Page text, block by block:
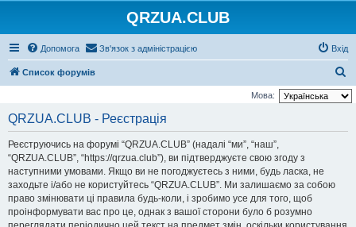
QRZUA.CLUB
Допомога Зв'язок з адміністрацією Вхід
Список форумів
о
Мова:
QRZUA.CLUB - Реєстрація
Реєструючись на форумі “QRZUA.CLUB” (надалі “ми”, “наш”,
“QRZUA.CLUB”, “https://qrzua.club”), ви підтверджуєте свою згоду з
наступними умовами. Якщо ви не погоджуєтесь з ними, будь ласка, не
заходьте і/або не користуйтесь “QRZUA.CLUB”. Ми залишаємо за собою
право змінювати ці правила будь-коли, і зробимо усе для того, щоб
проінформувати вас про це, однак з вашої сторони було б розумно